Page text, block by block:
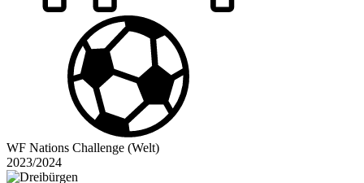
WF Nations Challenge (Welt)
2023/2024